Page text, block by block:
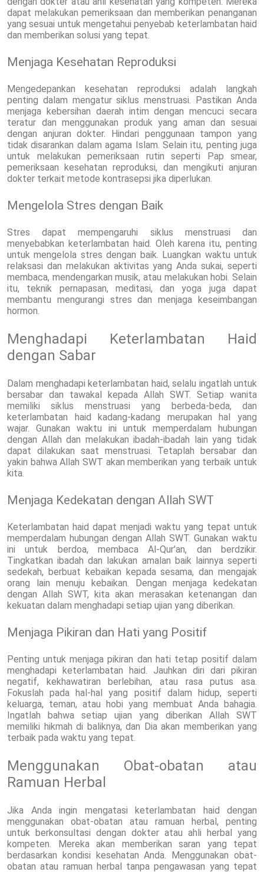
dapat melakukan pemeriksaan dan memberikan penanganan
yang sesuai untuk mengetahui penyebab keterlambatan haid
dan memberikan solusi yang tepat.
Menjaga Kesehatan Reproduksi
Mengedepankan kesehatan reproduksi adalah langkah
penting dalam mengatur siklus menstruasi. Pastikan Anda
menjaga kebersihan daerah intim dengan mencuci secara
teratur dan menggunakan produk yang aman dan sesuai
dengan anjuran dokter. Hindari penggunaan tampon yang
tidak disarankan dalam agama Islam. Selain itu, penting juga
untuk melakukan pemeriksaan rutin seperti Pap smear,
pemeriksaan kesehatan reproduksi, dan mengikuti anjuran
dokter terkait metode kontrasepsi jika diperlukan.
Mengelola Stres dengan Baik
Stres dapat mempengaruhi siklus menstruasi dan
menyebabkan keterlambatan haid. Oleh karena itu, penting
untuk mengelola stres dengan baik. Luangkan waktu untuk
relaksasi dan melakukan aktivitas yang Anda sukai, seperti
membaca, mendengarkan musik, atau melakukan hobi. Selain
itu, teknik pernapasan, meditasi, dan yoga juga dapat
membantu mengurangi stres dan menjaga keseimbangan
hormon.
Menghadapi Keterlambatan Haid
dengan Sabar
Dalam menghadapi keterlambatan haid, selalu ingatlah untuk
bersabar dan tawakal kepada Allah SWT. Setiap wanita
memiliki siklus menstruasi yang berbeda-beda, dan
keterlambatan haid kadang-kadang merupakan hal yang
wajar. Gunakan waktu ini untuk memperdalam hubungan
dengan Allah dan melakukan ibadah-ibadah lain yang tidak
dapat dilakukan saat menstruasi. Tetaplah bersabar dan
yakin bahwa Allah SWT akan memberikan yang terbaik untuk
kita.
Menjaga Kedekatan dengan Allah SWT
Keterlambatan haid dapat menjadi waktu yang tepat untuk
memperdalam hubungan dengan Allah SWT. Gunakan waktu
ini untuk berdoa, membaca Al-Qur'an, dan berdzikir.
Tingkatkan ibadah dan lakukan amalan baik lainnya seperti
sedekah, berbuat kebaikan kepada sesama, dan mengajak
orang lain menuju kebaikan. Dengan menjaga kedekatan
dengan Allah SWT, kita akan merasakan ketenangan dan
kekuatan dalam menghadapi setiap ujian yang diberikan.
Menjaga Pikiran dan Hati yang Positif
Penting untuk menjaga pikiran dan hati tetap positif dalam
menghadapi keterlambatan haid. Jauhkan diri dari pikiran
negatif, kekhawatiran berlebihan, atau rasa putus asa.
Fokuslah pada hal-hal yang positif dalam hidup, seperti
keluarga, teman, atau hobi yang membuat Anda bahagia.
Ingatlah bahwa setiap ujian yang diberikan Allah SWT
memiliki hikmah di baliknya, dan Dia akan memberikan yang
terbaik pada waktu yang tepat.
Menggunakan Obat-obatan atau
Ramuan Herbal
Jika Anda ingin mengatasi keterlambatan haid dengan
menggunakan obat-obatan atau ramuan herbal, penting
untuk berkonsultasi dengan dokter atau ahli herbal yang
kompeten. Mereka akan memberikan saran yang tepat
berdasarkan kondisi kesehatan Anda. Menggunakan obat-
obatan atau ramuan herbal tanpa pengawasan yang tepat